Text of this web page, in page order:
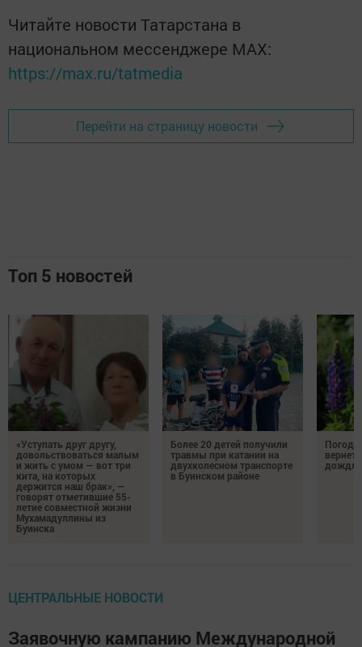
Читайте новости Татарстана в
национальном мессенджере MАХ:
https://max.ru/tatmedia
Перейти на страницу новости
Топ 5 новостей
«Уступать друг другу,
довольствоваться малым
и жить с умом — вот три
кита, на которых
держится наш брак», —
говорят отметившие 55-
летие совместной жизни
Мухамадуллины из
Буинска
Более 20 детей получили
травмы при катании на
двухколесном транспорте
в Буинском районе
Погода
ЦЕНТРАЛЬНЫЕ НОВОСТИ
Заявочную кампанию Международной